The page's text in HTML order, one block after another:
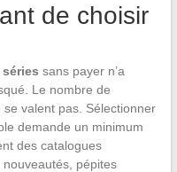
de choisir
séries sans payer n’a
Le nombre de
valent pas. Sélectionner
demande un minimum
des catalogues
pépites